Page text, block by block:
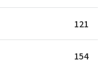
121
154